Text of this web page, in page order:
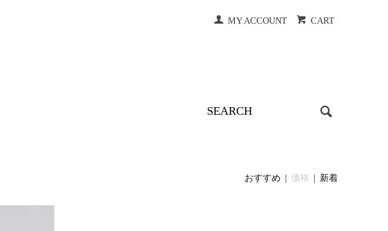
MY ACCOUNT CART
おすすめ | 価格 | 新着